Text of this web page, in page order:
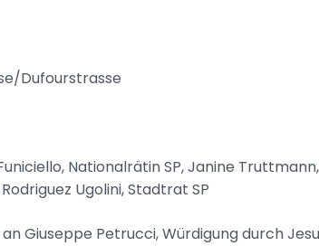
Dufourstrasse
Nationalrätin SP, Janine
Ugolini, Stadtrat SP
Giuseppe Petrucci, Würdigung durch